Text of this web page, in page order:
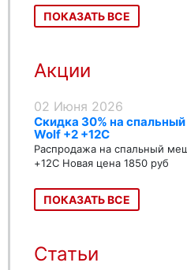
ПОКАЗАТЬ ВСЕ
Акции
02 Июня 2026
Скидка 30% на
Wolf +2 +12C
Распродажа на спальный
+12C Новая цена 1850 руб
ПОКАЗАТЬ ВСЕ
Статьи